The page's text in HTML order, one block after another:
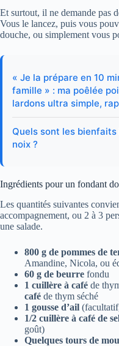
Et surtout, il ne demande pas
Vous le lancez, puis vous
douche, ou simplement vous
« Je la prépare en 10
famille » : ma poêlée
lardons ultra simple,
Quels sont les
noix ?
Ingrédients pour un fondant
Les quantités suivantes
accompagnement, ou 2 à 3
une salade.
800 g de pommes de
Amandine, Nicola, ou
60 g de beurre fondu
1 cuillère à café de
café de thym séché
1 gousse d’ail
1/2 cuillère à café de
goût)
Quelques tours de